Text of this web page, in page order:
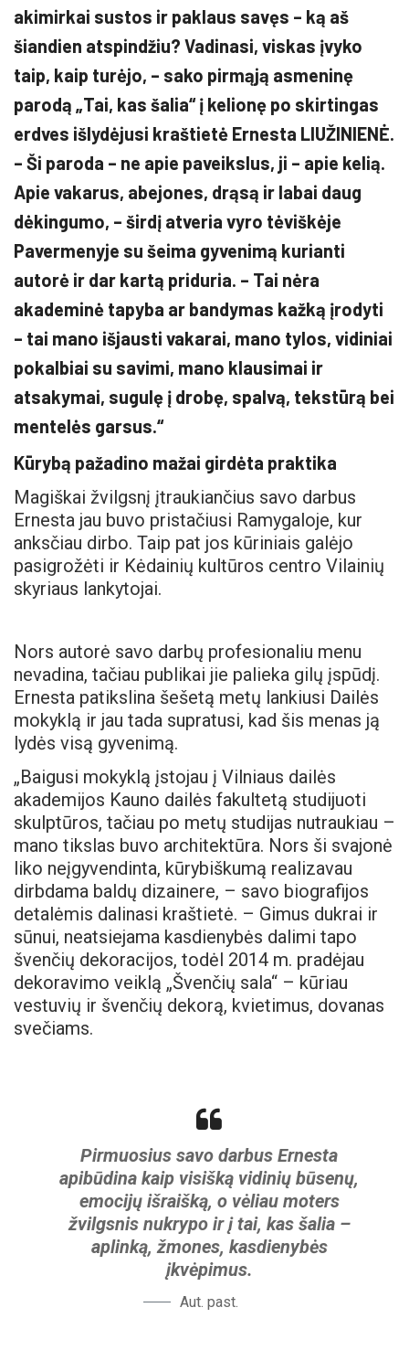
akimirkai sustos ir paklaus savęs – ką aš
šiandien atspindžiu? Vadinasi, viskas įvyko
taip, kaip turėjo, – sako pirmąją asmeninę
parodą „Tai, kas šalia“ į kelionę po skirtingas
erdves išlydėjusi kraštietė Ernesta LIUŽINIENĖ.
– Ši paroda – ne apie paveikslus, ji – apie kelią.
Apie vakarus, abejones, drąsą ir labai daug
dėkingumo, – širdį atveria vyro tėviškėje
Pavermenyje su šeima gyvenimą kurianti
autorė ir dar kartą priduria. – Tai nėra
akademinė tapyba ar bandymas kažką įrodyti
– tai mano išjausti vakarai, mano tylos, vidiniai
pokalbiai su savimi, mano klausimai ir
atsakymai, sugulę į drobę, spalvą, tekstūrą bei
mentelės garsus.“
Kūrybą pažadino mažai girdėta praktika
Magiškai žvilgsnį įtraukiančius savo darbus
Ernesta jau buvo pristačiusi Ramygaloje, kur
anksčiau dirbo. Taip pat jos kūriniais galėjo
pasigrožėti ir Kėdainių kultūros centro Vilainių
skyriaus lankytojai.
Nors autorė savo darbų profesionaliu menu
nevadina, tačiau publikai jie palieka gilų įspūdį.
Ernesta patikslina šešetą metų lankiusi Dailės
mokyklą ir jau tada supratusi, kad šis menas ją
lydės visą gyvenimą.
„Baigusi mokyklą įstojau į Vilniaus dailės
akademijos Kauno dailės fakultetą studijuoti
skulptūros, tačiau po metų studijas nutraukiau –
mano tikslas buvo architektūra. Nors ši svajonė
liko neįgyvendinta, kūrybiškumą realizavau
dirbdama baldų dizainere, – savo biografijos
detalėmis dalinasi kraštietė. – Gimus dukrai ir
sūnui, neatsiejama kasdienybės dalimi tapo
švenčių dekoracijos, todėl 2014 m. pradėjau
dekoravimo veiklą „Švenčių sala“ – kūriau
vestuvių ir švenčių dekorą, kvietimus, dovanas
svečiams.
Pirmuosius savo darbus Ernesta
apibūdina kaip visišką vidinių būsenų,
emocijų išraišką, o vėliau moters
žvilgsnis nukrypo ir į tai, kas šalia –
aplinką, žmones, kasdienybės
įkvėpimus.
Aut. past.